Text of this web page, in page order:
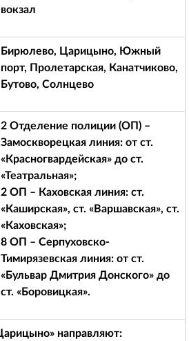
вокзал
Бирюлево, Царицыно, Южный
порт, Пролетарская, Канатчиково,
Бутово, Солнцево
2 Отделение полиции (ОП) –
Замоскворецкая линия: от ст.
«Красногвардейская» до ст.
«Театральная»;
2 ОП – Каховская линия: ст.
«Каширская», ст. «Варшавская», ст.
«Каховская»;
8 ОП – Серпуховско-
Тимирязевская линия: от ст.
«Бульвар Дмитрия Донского» до
ст. «Боровицкая».
направляют: